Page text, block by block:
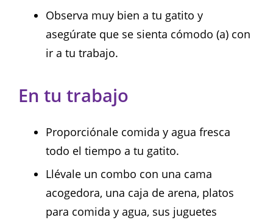
Observa muy bien a tu gatito y
asegúrate que se sienta cómodo (a) con
ir a tu trabajo.
En tu trabajo
Proporciónale comida y agua fresca
todo el tiempo a tu gatito.
Llévale un combo con una cama
acogedora, una caja de arena, platos
para comida y agua, sus juguetes